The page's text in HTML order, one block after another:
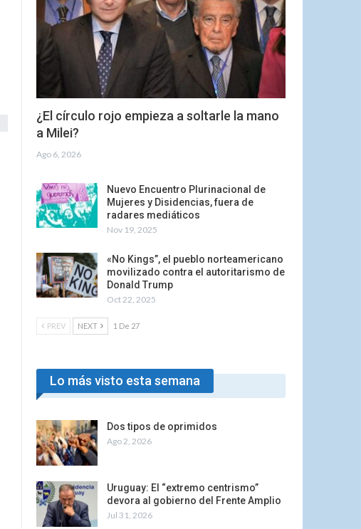
¿El círculo rojo empieza a soltarle la mano
a Milei?
Ago 6, 2026
Nuevo Encuentro Plurinacional de
Mujeres y Disidencias, fuera de
radares mediáticos
Nov 19, 2025
«No Kings”, el pueblo norteamericano
movilizado contra el autoritarismo de
Donald Trump
Oct 22, 2025
PREV NEXT 1 De 27
Lo más visto esta semana
Dos tipos de oprimidos
Ago 2, 2026
Uruguay: El “extremo centrismo”
devora al gobierno del Frente Amplio
Jul 31, 2026